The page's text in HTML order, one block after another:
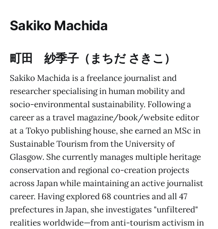
Sakiko Machida
町田 紗季子（まちだ さきこ）
Sakiko Machida is a freelance journalist and
researcher specialising in human mobility and
socio-environmental sustainability. Following a
career as a travel magazine/book/website editor
at a Tokyo publishing house, she earned an MSc in
Sustainable Tourism from the University of
Glasgow. She currently manages multiple heritage
conservation and regional co-creation projects
across Japan while maintaining an active journalist
career. Having explored 68 countries and all 47
prefectures in Japan, she investigates "unfiltered"
realities worldwide—from anti-tourism activism in